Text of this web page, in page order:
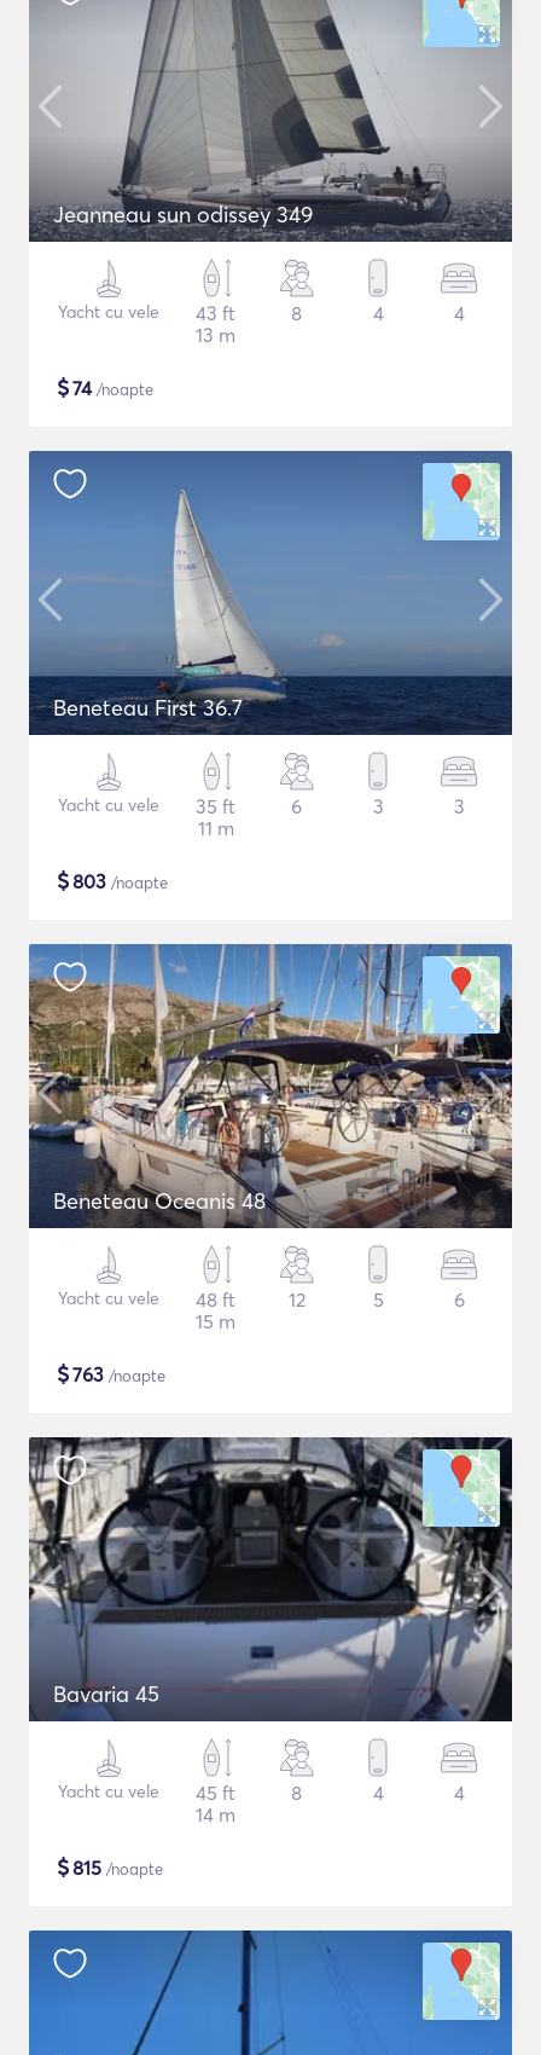
Jeanneau sun odissey 349
Yacht cu vele
43 ft
13 m
8 4 4
$74/noapte
Beneteau First 36.7
Yacht cu vele
35 ft
11 m
6 3 3
$803 /noapte
Beneteau Oceanis 48
Yacht cu vele
48 ft
15 m
12 5 6
$763 /noapte
Bavaria 45
Yacht cu vele
45 ft
14 m
8 4 4
$815 /noapte